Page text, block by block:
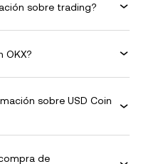
sobre trading?
OKX?
sobre USD Coin
de